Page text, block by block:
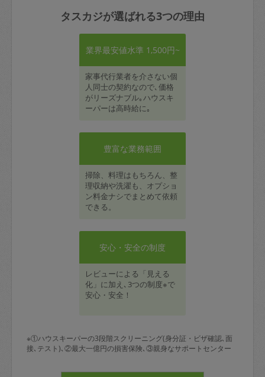
タスカジが選ばれる3つの理由
業界最安値水準 1,500円~
家事代行業者を介さない個
人同士の契約なので､価格
がリーズナブル｡ハウスキ
ーパーは高時給に｡
豊富な業務範囲
掃除、料理はもちろん、整
理収納や洗濯も、オプショ
ン料金ナシでまとめて依頼
できる。
安心・安全の制度
レビューによる「見える
化」に加え､3つの制度※で
安心・安全！
※①ハウスキーパーの3段階スクリーニング(身分証・ビザ確認､面
接､テスト)､②最大一億円の損害保険､③親身なサポートセンター